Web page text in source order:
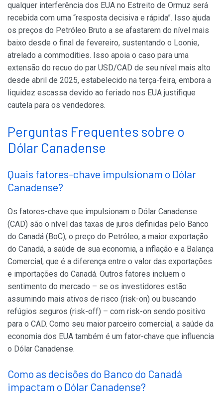
qualquer interferência dos EUA no Estreito de Ormuz será
recebida com uma “resposta decisiva e rápida”. Isso ajuda
os preços do Petróleo Bruto a se afastarem do nível mais
baixo desde o final de fevereiro, sustentando o Loonie,
atrelado a commodities. Isso apoia o caso para uma
extensão do recuo do par USD/CAD de seu nível mais alto
desde abril de 2025, estabelecido na terça-feira, embora a
liquidez escassa devido ao feriado nos EUA justifique
cautela para os vendedores.
Perguntas Frequentes sobre o
Dólar Canadense
Quais fatores-chave impulsionam o Dólar
Canadense?
Os fatores-chave que impulsionam o Dólar Canadense
(CAD) são o nível das taxas de juros definidas pelo Banco
do Canadá (BoC), o preço do Petróleo, a maior exportação
do Canadá, a saúde de sua economia, a inflação e a Balança
Comercial, que é a diferença entre o valor das exportações
e importações do Canadá. Outros fatores incluem o
sentimento do mercado – se os investidores estão
assumindo mais ativos de risco (risk-on) ou buscando
refúgios seguros (risk-off) – com risk-on sendo positivo
para o CAD. Como seu maior parceiro comercial, a saúde da
economia dos EUA também é um fator-chave que influencia
o Dólar Canadense.
Como as decisões do Banco do Canadá
impactam o Dólar Canadense?